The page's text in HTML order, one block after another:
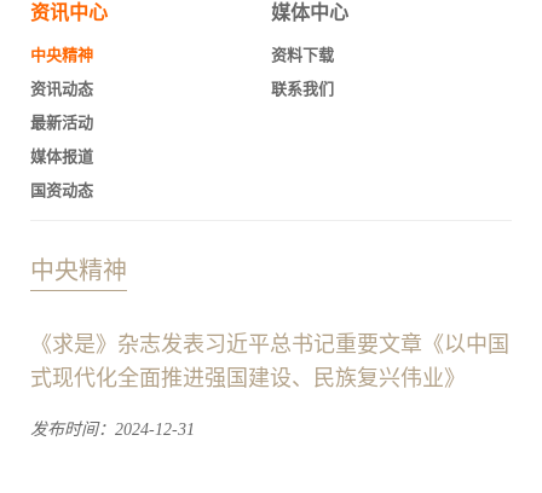
资讯中心
中央精神
资讯动态
最新活动
媒体报道
国资动态
媒体中心
资料下载
联系我们
中央精神
《求是》杂志发表习近平总书记重要文章《以中国
式现代化全面推进强国建设、民族复兴伟业》
发布时间：2024-12-31